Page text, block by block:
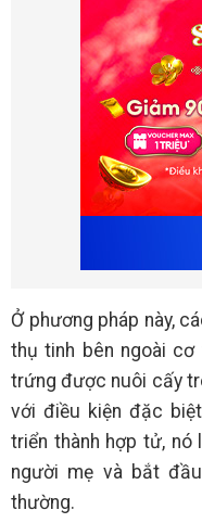
Ở phương pháp này,
thụ tinh bên ngoài
trứng được nuôi cấy
với điều kiện đặc
triển thành hợp tử,
người mẹ và bắt
thường.